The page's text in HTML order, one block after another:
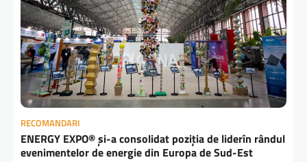
RECOMANDARI
ENERGY EXPO® și-a consolidat poziția de liderîn rândul
evenimentelor de energie din Europa de Sud-Est